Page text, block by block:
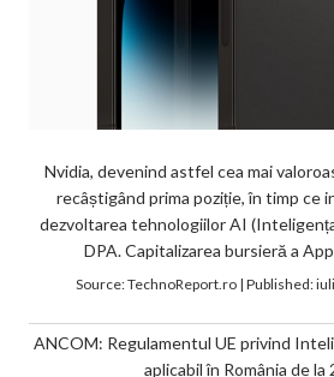
Nvidia, devenind astfel cea mai
recâștigând prima poziție, în timp ce
dezvoltarea tehnologiilor AI
DPA. Capitalizarea bursieră a
Source:TechnoReport.ro| Published:
ANCOM: Regulamentul UE privind
aplicabil în România de la